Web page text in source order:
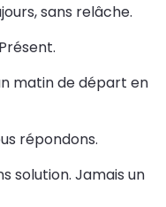
sans relâche.
matin de départ en
répondons.
solution. Jamais un